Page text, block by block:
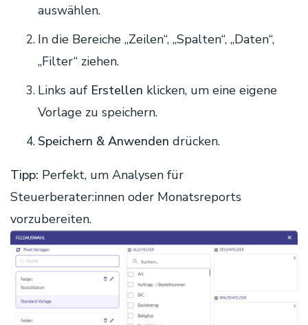
auswählen.
In die Bereiche „Zeilen“, „Spalten“, „Daten“,
„Filter“ ziehen.
Links auf Erstellen klicken, um eine eigene
Vorlage zu speichern.
Speichern & Anwenden drücken.
Tipp: Perfekt, um Analysen für
Steuerberater:innen oder Monatsreports
vorzubereiten.